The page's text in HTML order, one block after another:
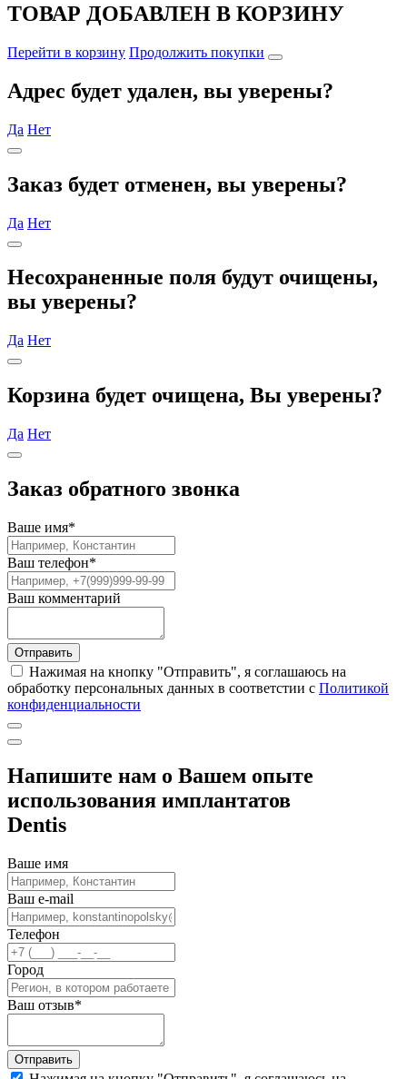
ТОВАР ДОБАВЛЕН В КОРЗИНУ
Перейти в корзину Продолжить покупки
Адрес будет удален, вы уверены?
Да Нет
Заказ будет отменен, вы уверены?
Да Нет
Несохраненные поля будут очищены,
вы уверены?
Да Нет
Корзина будет очищена, Вы уверены?
Да Нет
Заказ обратного звонка
Ваше имя*
Ваш телефон*
Ваш комментарий
Отправить
Нажимая на кнопку "Отправить", я соглашаюсь на
обработку персональных данных в соответстии с Политикой
конфиденциальности
Напишите нам о Вашем опыте
использования имплантатов
Dentis
Ваше имя
Ваш e-mail
Телефон
Город
Ваш отзыв*
Отправить